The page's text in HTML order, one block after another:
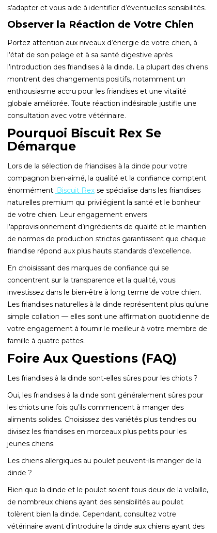
s’adapter et vous aide à identifier d’éventuelles sensibilités.
Observer la Réaction de Votre Chien
Portez attention aux niveaux d’énergie de votre chien, à
l’état de son pelage et à sa santé digestive après
l’introduction des friandises à la dinde. La plupart des chiens
montrent des changements positifs, notamment un
enthousiasme accru pour les friandises et une vitalité
globale améliorée. Toute réaction indésirable justifie une
consultation avec votre vétérinaire.
Pourquoi Biscuit Rex Se
Démarque
Lors de la sélection de friandises à la dinde pour votre
compagnon bien-aimé, la qualité et la confiance comptent
énormément. Biscuit Rex se spécialise dans les friandises
naturelles premium qui privilégient la santé et le bonheur
de votre chien. Leur engagement envers
l’approvisionnement d’ingrédients de qualité et le maintien
de normes de production strictes garantissent que chaque
friandise répond aux plus hauts standards d’excellence.
En choisissant des marques de confiance qui se
concentrent sur la transparence et la qualité, vous
investissez dans le bien-être à long terme de votre chien.
Les friandises naturelles à la dinde représentent plus qu’une
simple collation — elles sont une affirmation quotidienne de
votre engagement à fournir le meilleur à votre membre de
famille à quatre pattes.
Foire Aux Questions (FAQ)
Les friandises à la dinde sont-elles sûres pour les chiots ?
Oui, les friandises à la dinde sont généralement sûres pour
les chiots une fois qu’ils commencent à manger des
aliments solides. Choisissez des variétés plus tendres ou
divisez les friandises en morceaux plus petits pour les
jeunes chiens.
Les chiens allergiques au poulet peuvent-ils manger de la
dinde ?
Bien que la dinde et le poulet soient tous deux de la volaille,
de nombreux chiens ayant des sensibilités au poulet
tolèrent bien la dinde. Cependant, consultez votre
vétérinaire avant d’introduire la dinde aux chiens ayant des